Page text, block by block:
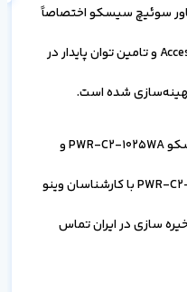
سوئیچ سیسکو اختصاصاً
برای استقرار در لایه Access/Aggregation و تامین توان پایدار در
برای اطلاع از قیمت پاور سوئیچ سیسکو PWR-C2-1025WA و
خرید پاور سوئیچ سیسکو PWR-C2-1025WA با کارشناسان وینو
سازی در ایران تماس